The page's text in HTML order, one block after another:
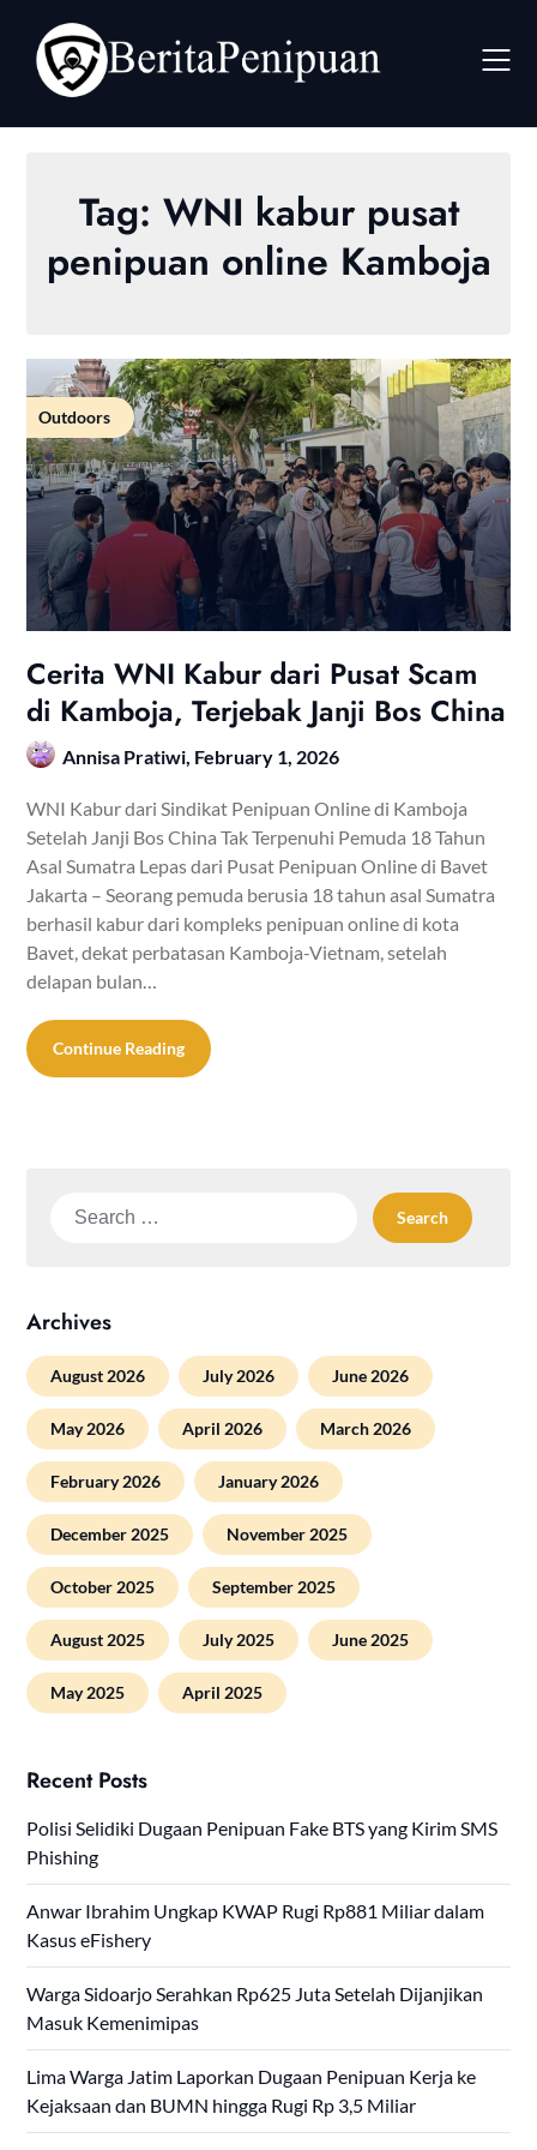
content
Tag: WNI kabur pusat
penipuan online Kamboja
Outdoors
Cerita WNI Kabur dari Pusat Scam
di Kamboja, Terjebak Janji Bos China
Annisa Pratiwi, February 1, 2026
WNI Kabur dari Sindikat Penipuan Online di Kamboja
Setelah Janji Bos China Tak Terpenuhi Pemuda 18 Tahun
Asal Sumatra Lepas dari Pusat Penipuan Online di Bavet
Jakarta – Seorang pemuda berusia 18 tahun asal Sumatra
berhasil kabur dari kompleks penipuan online di kota
Bavet, dekat perbatasan Kamboja-Vietnam, setelah
delapan bulan…
Continue Reading
Search
Archives
August 2026 July 2026 June 2026
May 2026 April 2026 March 2026
February 2026 January 2026
December 2025 November 2025
October 2025 September 2025
August 2025 July 2025 June 2025
May 2025 April 2025
Recent Posts
Polisi Selidiki Dugaan Penipuan Fake BTS yang Kirim SMS
Phishing
Anwar Ibrahim Ungkap KWAP Rugi Rp881 Miliar dalam
Kasus eFishery
Warga Sidoarjo Serahkan Rp625 Juta Setelah Dijanjikan
Masuk Kemenimipas
Lima Warga Jatim Laporkan Dugaan Penipuan Kerja ke
Kejaksaan dan BUMN hingga Rugi Rp 3,5 Miliar